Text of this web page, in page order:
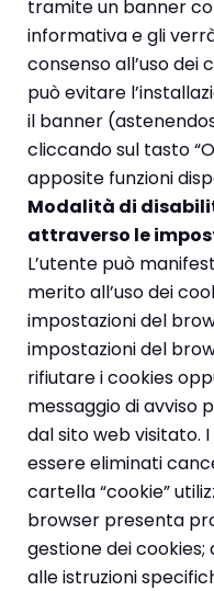
tramite un banner
informativa e gli
consenso all’uso dei
può evitare
il banner
cliccando sul tasto
apposite funzioni
Modalità di
attraverso le
L’utente può
merito all’uso dei
impostazioni del
impostazioni del
rifiutare i cookies
messaggio di avviso
dal sito web visitato.
essere eliminati
cartella “cookie”
browser presenta
gestione dei
alle istruzioni